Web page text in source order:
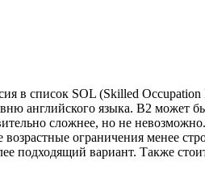
в список SOL (Skilled
английского языка. B2 может
сложнее, но не
ограничения менее
вариант. Также